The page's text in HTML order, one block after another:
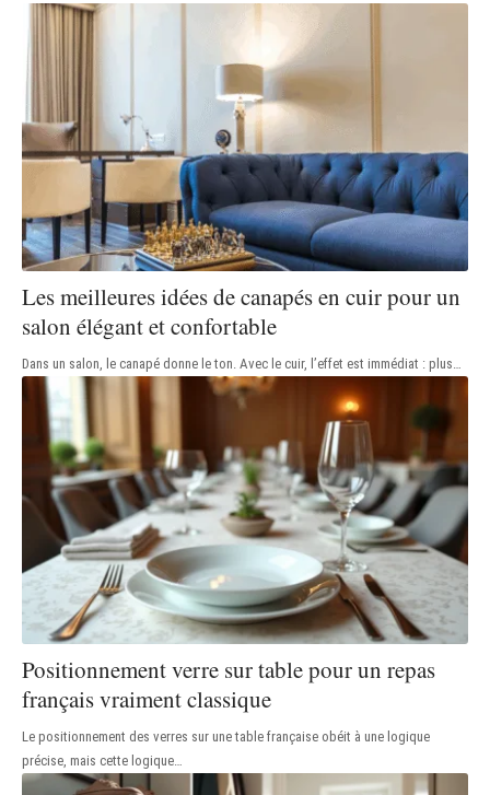
Les meilleures idées de canapés en cuir pour un
salon élégant et confortable
Dans un salon, le canapé donne le ton. Avec le cuir, l’effet est immédiat : plus
Positionnement verre sur table pour un repas
français vraiment classique
Le positionnement des verres sur une table française obéit à une logique
précise, mais cette logique